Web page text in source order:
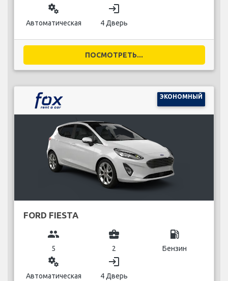
miscellaneous_services
Автоматическая
login
4 Дверь
ПОСМОТРЕТЬ...
ЭКОНОМНЫЙ
FORD FIESTA
group
5
business_center
2
local_gas_station
Бензин
miscellaneous_services
Автоматическая
login
4 Дверь